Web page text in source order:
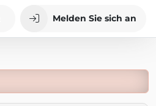
Melden Sie sich an